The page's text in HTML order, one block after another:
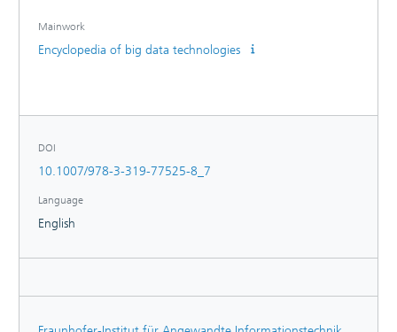
Mainwork
Encyclopedia of big data technologies
DOI
10.1007/978-3-319-77525-8_7
Language
English